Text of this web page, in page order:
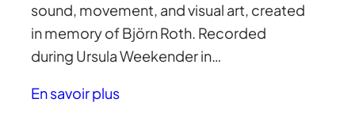
sound, movement, and visual art, created
in memory of Björn Roth. Recorded
during Ursula Weekender in…
En savoir plus